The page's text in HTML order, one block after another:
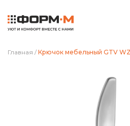
Главная / Крючок мебельный GTV